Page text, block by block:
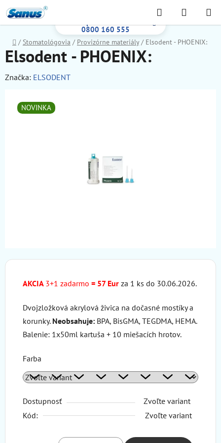
na
obsah
0800 160 555
Hľadať
KOŠÍK
Domov
/ Stomatológovia / Provizórne materiály / Elsodent - PHOENIX:
AKCIA 3+1 zadarmo = 57 Eur za 1 ks do 30.06.2026.
Dvojzložková akrylová živica na dočasné mostíky a
korunky. Neobsahuje: BPA, BisGMA, TEGDMA, HEMA.
Balenie: 1x50ml kartuša + 10 miešacích hrotov.
Farba
Dostupnosť
Zvoľte variant
Kód:
Zvoľte variant
Elsodent - PHOENIX:
Značka: ELSODENT
NOVINKA